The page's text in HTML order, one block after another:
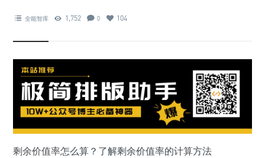
全能智库 1,752 0 104
剩余价值率怎么算？了解剩余价值率的计算方法